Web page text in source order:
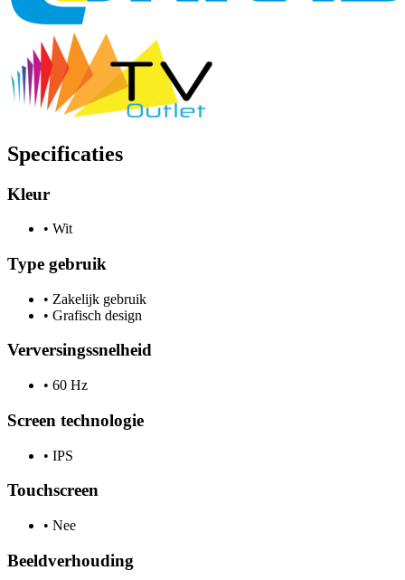
Specificaties
Kleur
• Wit
Type gebruik
• Zakelijk gebruik
• Grafisch design
Verversingssnelheid
• 60 Hz
Screen technologie
• IPS
Touchscreen
• Nee
Beeldverhouding